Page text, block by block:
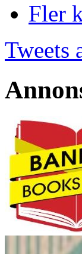
Fler
Tweets